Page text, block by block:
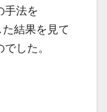
手法を
結果を見て
した。